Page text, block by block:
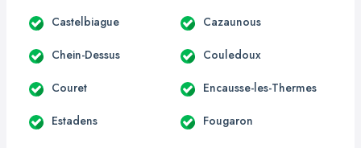
Castelbiague Cazaunous
Chein-Dessus Couledoux
Couret Encausse-les-Thermes
Estadens Fougaron